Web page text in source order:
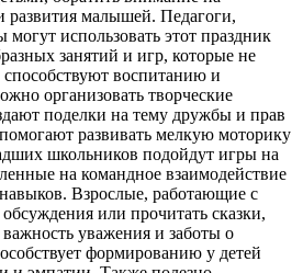
развития малышей. Педагоги,
использовать этот праздник
занятий и игр, которые не
способствуют воспитанию и
организовать творческие
поделки на тему дружбы и прав
развивать мелкую моторику
школьников подойдут игры на
на командное взаимодействие
Взрослые, работающие с
или прочитать сказки,
уважения и заботы о
формированию у детей